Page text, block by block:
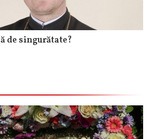
de singurătate?